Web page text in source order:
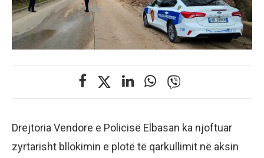
Drejtoria Vendore e Policisë Elbasan ka njoftuar
zyrtarisht bllokimin e plotë të qarkullimit në aksin